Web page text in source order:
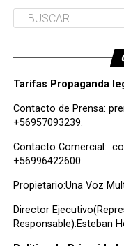
Tarifas Propaganda
Contacto de Prensa:
+56957093239.
Contacto Comercial:
+56996422600
Propietario:Una Voz
Director
Responsable):Esteban